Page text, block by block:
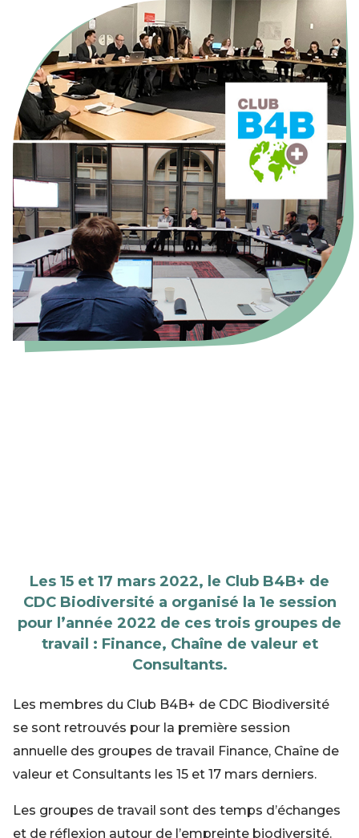
Les 15 et 17 mars 2022, le Club B4B+ de
CDC Biodiversité a organisé la 1e session
pour l’année 2022 de ces trois groupes de
travail : Finance, Chaîne de valeur et
Consultants.
Les membres du Club B4B+ de CDC Biodiversité
se sont retrouvés pour la première session
annuelle des groupes de travail Finance, Chaîne de
valeur et Consultants les 15 et 17 mars derniers.
Les groupes de travail sont des temps d’échanges
et de réflexion autour de l’empreinte biodiversité.